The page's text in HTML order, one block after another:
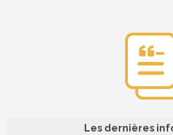
Les dernières